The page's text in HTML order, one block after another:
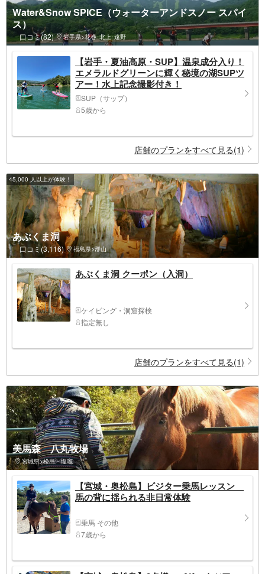
Water&Snow SPICE（ウォーターアンドスノー スパイ
ス）
口コミ(82) 岩手県>花巻･北上･遠野
【岩手・夏油高原・SUP】温泉成分入り！
エメラルドグリーンに輝く秘境の湖SUPツ
アー！水上記念撮影付き！
SUP（サップ）
5歳から
店舗のプランをすべて見る(1)
45,000 人以上が体験！
あぶくま洞
口コミ(3,116) 福島県>郡山
あぶくま洞 クーポン（入洞）
ケイビング・洞窟探検
指定無し
店舗のプランをすべて見る(1)
美馬森 八丸牧場
宮城県>松島・塩竈
【宮城・奥松島】ビジター乗馬レッスン
馬の背に揺られる非日常体験
乗馬 その他
7歳から